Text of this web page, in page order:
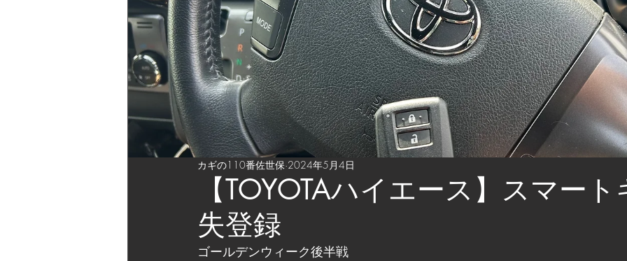
【TOYOTAハイエース】スマー
失登録
カギの110番佐世保 2024年5月4日
ゴールデンウィーク後半戦